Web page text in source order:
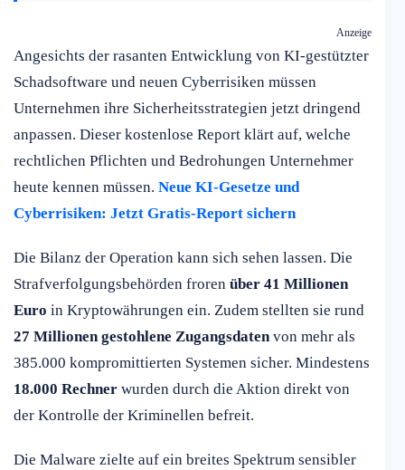
Anzeige
Angesichts der rasanten Entwicklung von KI-gestützter
Schadsoftware und neuen Cyberrisiken müssen
Unternehmen ihre Sicherheitsstrategien jetzt dringend
anpassen. Dieser kostenlose Report klärt auf, welche
rechtlichen Pflichten und Bedrohungen Unternehmer
heute kennen müssen. Neue KI-Gesetze und
Cyberrisiken: Jetzt Gratis-Report sichern
Die Bilanz der Operation kann sich sehen lassen. Die
Strafverfolgungsbehörden froren über 41 Millionen
Euro in Kryptowährungen ein. Zudem stellten sie rund
27 Millionen gestohlene Zugangsdatenvon mehr als
385.000 kompromittierten Systemen sicher. Mindestens
18.000 Rechner wurden durch die Aktion direkt von
der Kontrolle der Kriminellen befreit.
Die Malware zielte auf ein breites Spektrum sensibler